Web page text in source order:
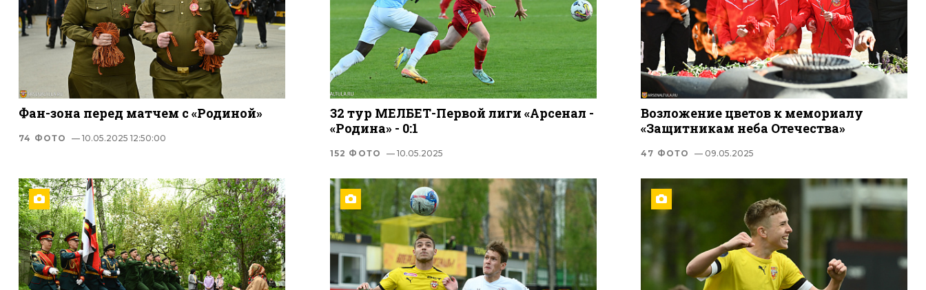
Фан-зона перед матчем с «Родиной»
74 ФОТО — 10.05.2025 12:50:00
32 тур МЕЛБЕТ-Первой лиги «Арсенал -
«Родина» - 0:1
152 ФОТО — 10.05.2025
Возложение цветов к мемориалу
«Защитникам неба Отечества»
47 ФОТО — 09.05.2025